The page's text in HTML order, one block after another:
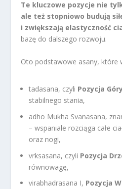
Te kluczowe pozycje nie
ale też stopniowo budują
i zwiększają elastyczność
bazę do dalszego rozwoju.
Oto podstawowe asany, które
tadasana, czyli Pozycja
stabilnego stania,
adho Mukha Svanasana,
– wspaniale rozciąga całe
oraz nogi,
vrksasana, czyli Pozycja
równowagę,
virabhadrasana I, Pozycja